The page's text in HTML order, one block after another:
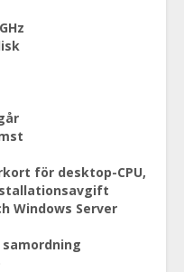
för desktop-CPU,
Windows Server